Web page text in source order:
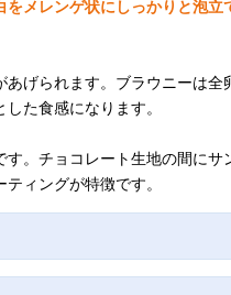
をメレンゲ状にしっかりと泡立
あげられます。ブラウニーは全
た食感になります。
す。チョコレート生地の間にサ
ィングが特徴です。